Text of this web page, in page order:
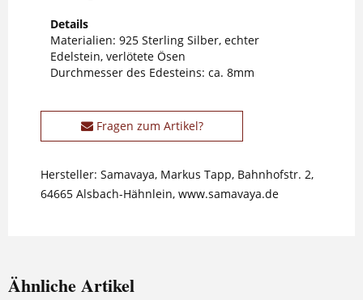
Details
Materialien: 925 Sterling Silber, echter
Edelstein, verlötete Ösen
Durchmesser des Edesteins: ca. 8mm
Fragen zum Artikel?
Hersteller: Samavaya, Markus Tapp, Bahnhofstr. 2,
64665 Alsbach-Hähnlein, www.samavaya.de
Ähnliche Artikel